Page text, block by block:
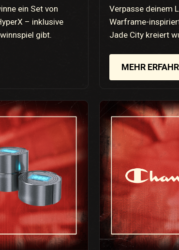
ein Set von
– inklusive
gibt.
Verpasse deinem
Warframe-
Jade City kreiert
MEHR